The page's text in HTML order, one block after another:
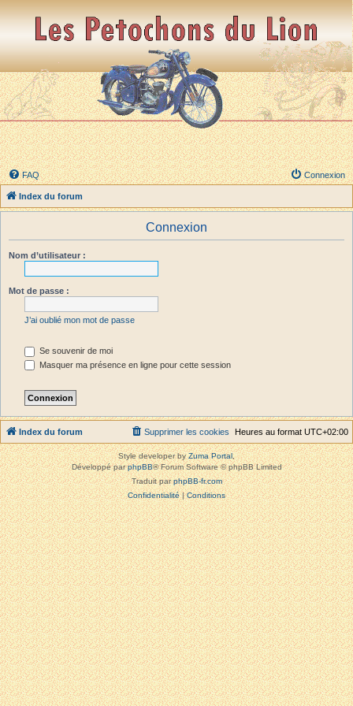
FAQ Connexion
Index du forum
Connexion
Nom d’utilisateur :
Mot de passe :
J’ai oublié mon mot de passe
Se souvenir de moi
Masquer ma présence en ligne pour cette session
Index du forum Heures au format UTC+02:00
Supprimer les cookies
Style developer byZuma Portal,
Développé parphpBB® Forum Software © phpBB Limited
Traduit parphpBB-fr.com
Confidentialité|Conditions